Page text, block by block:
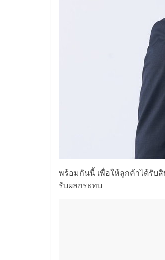
พร้อมกันนี้ เพื่อให้ลูกค้าได้รับ
รับผลกระทบ